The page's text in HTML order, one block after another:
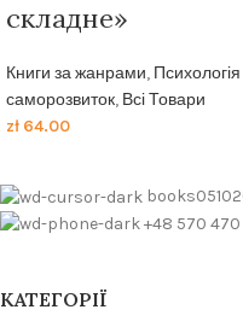
складне»
Книги за жанрами,
саморозвиток, Всі Товари
zł 64.00
+48 570 470
КАТЕГОРІЇ